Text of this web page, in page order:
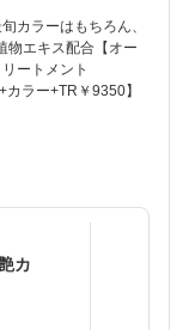
カラーはもちろん、
物エキス配合【オー
ートメント
ラー+TR￥9350】
カ